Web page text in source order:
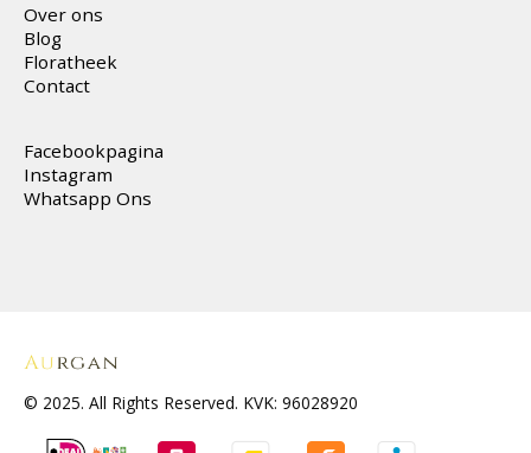
Over ons
Blog
Floratheek
Contact
Facebookpagina
Instagram
Whatsapp Ons
© 2025. All Rights Reserved. KVK: 96028920